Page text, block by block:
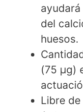
del
huesos.
(75 µg)
Libre